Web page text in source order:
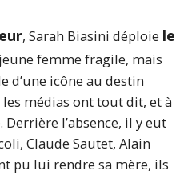
, Sarah Biasini déploie le
femme fragile, mais
d’une icône au destin
médias ont tout dit, et à
l’absence, il y eut
Claude Sautet, Alain
pu lui rendre sa mère, ils